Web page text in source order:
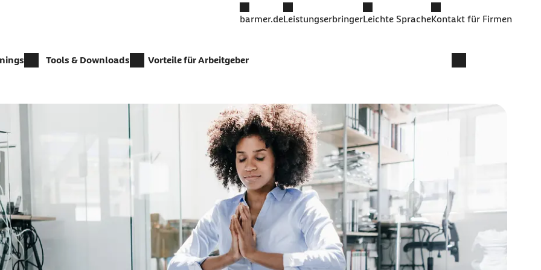
barmer.deLeistungserbringerLeichte SpracheKontakt für Firmen
Tools & Downloads Vorteile für Arbeitgeber